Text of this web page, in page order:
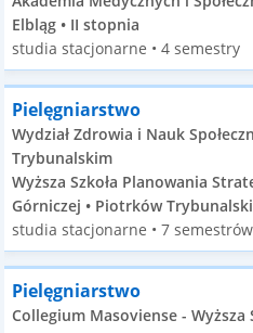
Elbląg • II stopnia
studia stacjonarne • 4 semestry
Pielęgniarstwo
Wydział Zdrowia i Nauk
Trybunalskim
Wyższa Szkoła Planowania
Górniczej • Piotrków
studia stacjonarne • 7 semestrów
Pielęgniarstwo
Collegium Masoviense - Wyższa